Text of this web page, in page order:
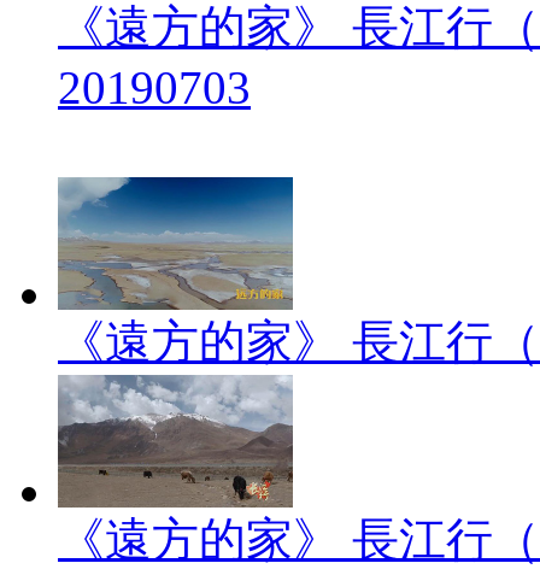
《遠方的家》 長江行
20190703
《遠方的家》 長江行
《遠方的家》 長江行